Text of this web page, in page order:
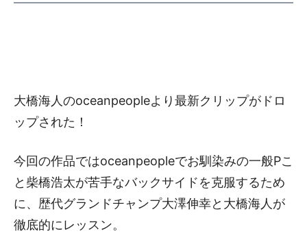
大橋海人のoceanpeopleより最新クリップがドロ
ップされた！
今回の作品ではoceanpeopleでお馴染みの一般Pこ
と柴橋浩太が苦手なバックサイドを克服するため
に、歴代グランドチャンプ大澤伸幸と大橋海人が
徹底的にレッスン。